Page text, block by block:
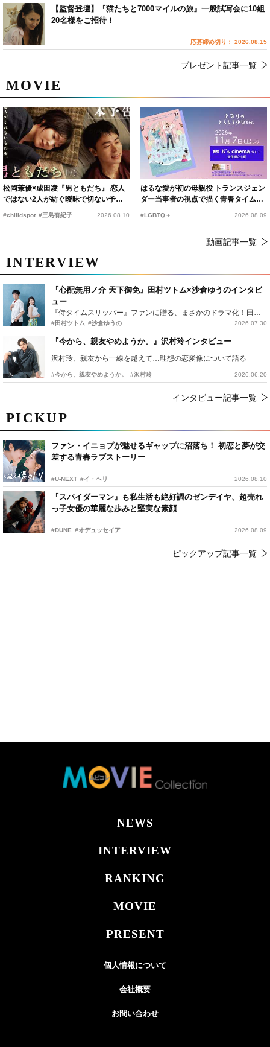
PICKUP
ファン・イニョプが魅せるギャップに沼落ち！ 初恋と夢が交
差する青春ラブストーリー
#U-NEXT #イ・ヘリ 2026.08.10
『スパイダーマン』も私生活も絶好調のゼンデイヤ、超売れ
っ子女優の華麗な歩みと堅実な素顔
#DUNE #オデュッセイア 2026.08.09
ピックアップ記事一覧
MOVIE
松岡茉優×成田凌『男ともだち』 恋人
ではない2人が紡ぐ曖昧で切ない予告
#chilldspot #三島有紀子 2026.08.10
はるな愛が初の母親役 トランスジェン
ダー当事者の視点で描く青春タイムス
#LGBTQ＋ 2026.08.09
動画記事一覧
INTERVIEW
『心配無用ノ介 天下御免』田村ツトム×沙倉ゆうのインタビ
ュー
『侍タイムスリッパー』ファンに贈る、まさかのドラマ化！田村ツトム×沙倉ゆうのが語る『心配無用ノ介』撮影秘話
#田村ツトム #沙倉ゆうの 2026.07.30
『今から、親友やめようか。』沢村玲インタビュー
沢村玲、親友から一線を越えて…理想の恋愛像について語る
#今から、親友やめようか。 #沢村玲 2026.06.20
インタビュー記事一覧
【監督登壇】『猫たちと7000マイルの旅』一般試写会に10組
20名様をご招待！
応募締め切り： 2026.08.15
プレゼント記事一覧
NEWS
INTERVIEW
RANKING
MOVIE
PRESENT
個人情報について
会社概要
お問い合わせ